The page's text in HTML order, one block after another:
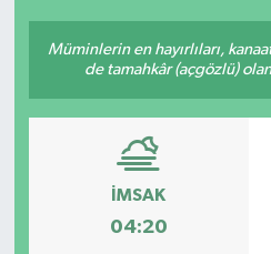
Müminlerin en hayırlıları,
de tamahkâr (açgözlü)
İMSAK
04:20
Sağlık
Magazin
Gündem